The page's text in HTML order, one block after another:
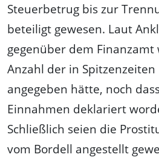
Steuerbetrug bis zur
beteiligt gewesen. Laut
gegenüber dem
Anzahl der in
angegeben hätte, noch
Einnahmen deklariert
Schließlich seien die
vom Bordell angestellt